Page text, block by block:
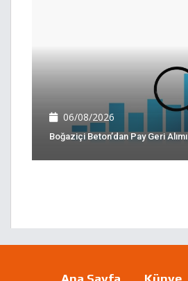
06/08/2026
Boğaziçi Beton’dan Pay Geri Alımı